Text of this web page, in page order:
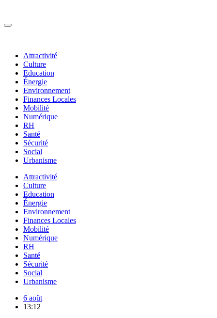
Attractivité
Culture
Education
Énergie
Environnement
Finances Locales
Mobilité
Numérique
RH
Santé
Sécurité
Social
Urbanisme
Attractivité
Culture
Education
Énergie
Environnement
Finances Locales
Mobilité
Numérique
RH
Santé
Sécurité
Social
Urbanisme
6 août
13:12